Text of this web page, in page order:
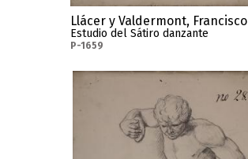
Llácer y Valdermont, Francisco
Estudio del Sátiro danzante
P-1659